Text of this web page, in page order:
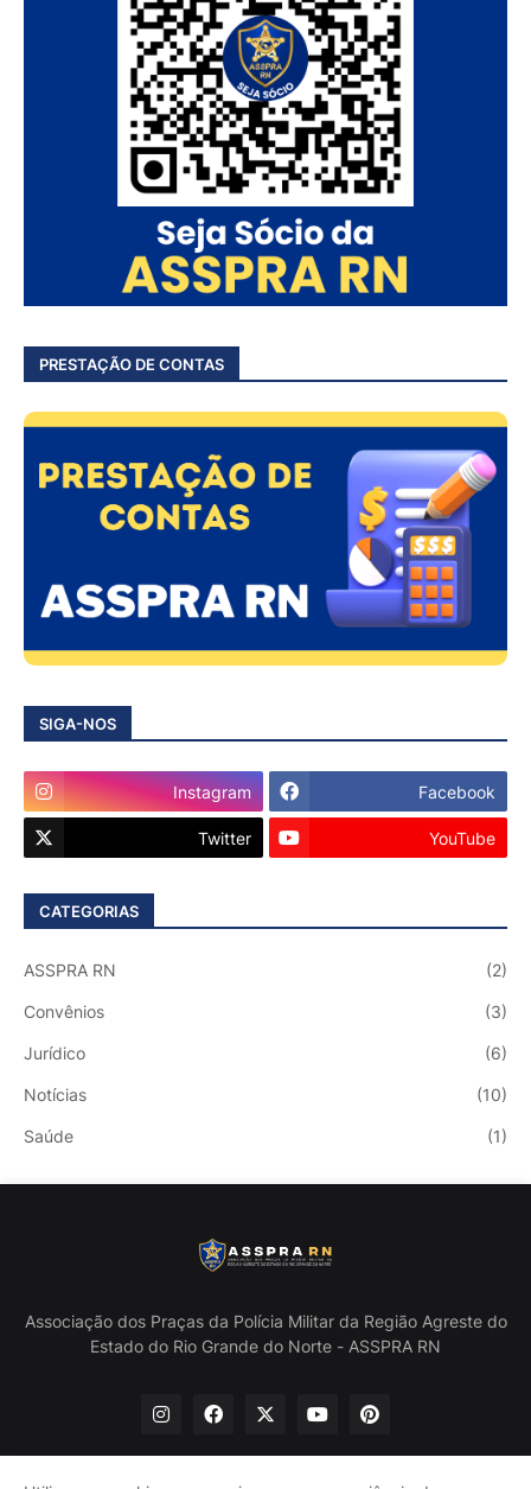
PRESTAÇÃO DE CONTAS
SIGA-NOS
Instagram Facebook
Twitter YouTube
CATEGORIAS
ASSPRA RN (2)
Convênios (3)
Jurídico (6)
Notícias (10)
Saúde (1)
Associação dos Praças da Polícia Militar da Região Agreste do
Estado do Rio Grande do Norte - ASSPRA RN